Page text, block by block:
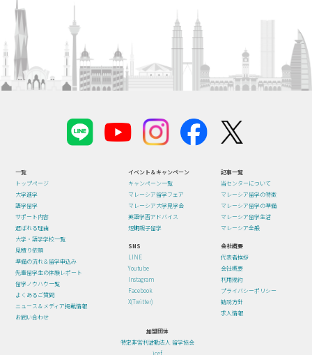
一覧
トップページ
大学進学
語学留学
サポート内容
選ばれる理由
大学・語学学校一覧
見積り依頼
準備の流れ＆留学申込み
先輩留学生の体験レポート
留学ノウハウ一覧
よくあるご質問
ニュース＆メディア掲載情報
お問い合わせ
イベント＆キャンペーン
キャンペーン一覧
マレーシア留学フェア
マレーシア大学見学会
英語学習アドバイス
短期親子留学
記事一覧
当センターについて
マレーシア留学の特徴
マレーシア留学の準備
マレーシア留学生活
マレーシア全般
SNS
LINE
Youtube
Instagram
Facebook
X(Twitter)
会社概要
代表者挨拶
会社概要
利用規約
プライバシーポリシー
勧誘方針
求人情報
加盟団体
特定非営利活動法人 留学協会
icef